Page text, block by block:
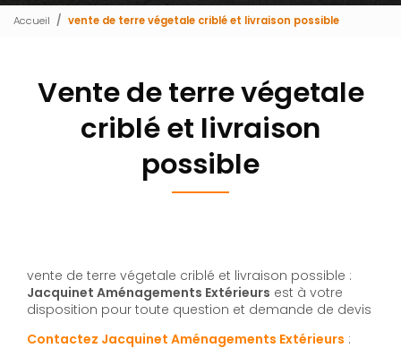
Accueil vente de terre végetale criblé et livraison possible
Vente de terre végetale
criblé et livraison
possible
vente de terre végetale criblé et livraison possible :
Jacquinet Aménagements Extérieurs est à votre
disposition pour toute question et demande de devis
Contactez Jacquinet Aménagements Extérieurs :